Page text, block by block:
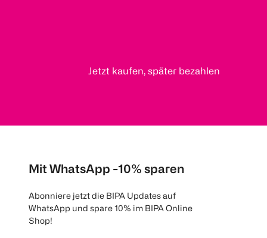
Jetzt kaufen, später bezahlen
Mit WhatsApp -10% sparen
Abonniere jetzt die BIPA Updates auf
WhatsApp und spare 10% im BIPA Online
Shop!